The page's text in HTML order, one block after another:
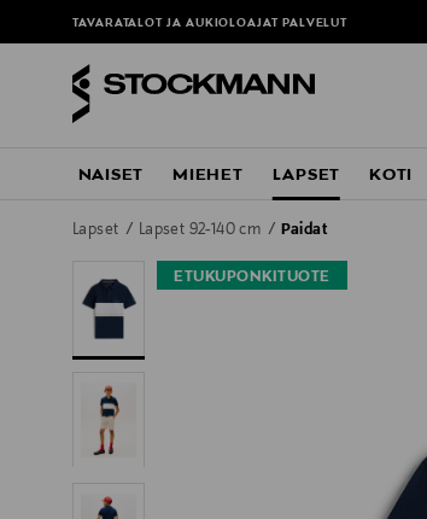
TAVARATALOT JA AUKIOLOAJAT PALVELUT
NAISET MIEHET LAPSET KOTI
Lapset Lapset 92-140 cm Paidat
ETUKUPONKITUOTE